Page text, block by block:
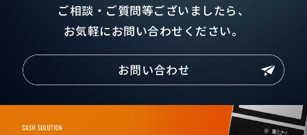
ご相談・ご質問等ございましたら、
お気軽にお問い合わせください。